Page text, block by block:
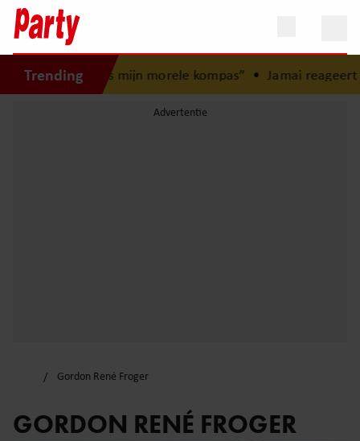
Trending
“Mijn zus is mijn morele kompas”•Jamai reageert
Gordon René Froger
GORDON RENÉ FROGER